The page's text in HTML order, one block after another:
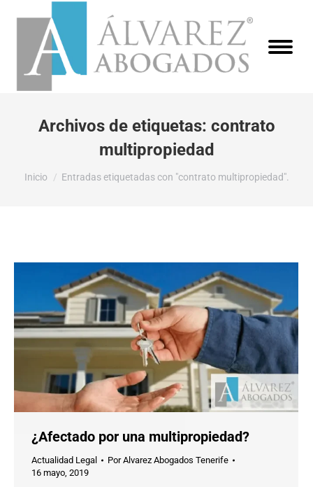
Archivos de etiquetas: contrato
multipropiedad
Estás aquí:
Inicio Entradas etiquetadas con "contrato multipropiedad".
¿Afectado por una multipropiedad?
Actualidad Legal PorAlvarez Abogados Tenerife
16 mayo, 2019